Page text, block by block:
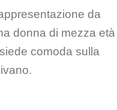
da
donna di mezza età
comoda sulla